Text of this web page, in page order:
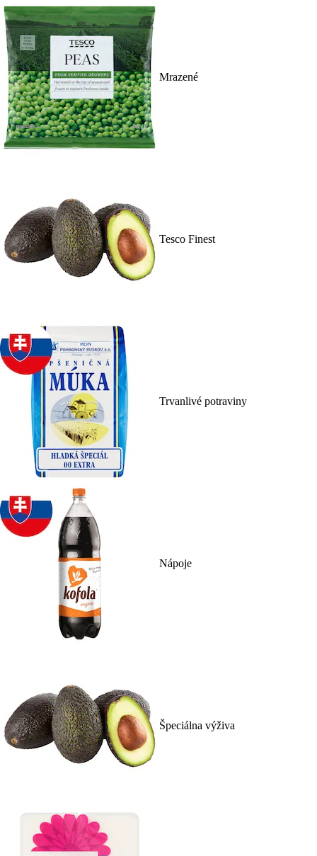
Mrazené
Tesco Finest
Trvanlivé potraviny
Nápoje
Špeciálna výživa